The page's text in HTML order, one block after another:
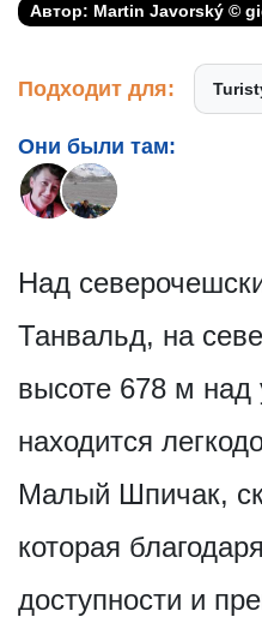
Автор: Martin Javorský ©
Подходит для:
Они были там:
Над
Танвальд, на
высоте 678 м
находится
Малый Шпичак,
которая
доступности и